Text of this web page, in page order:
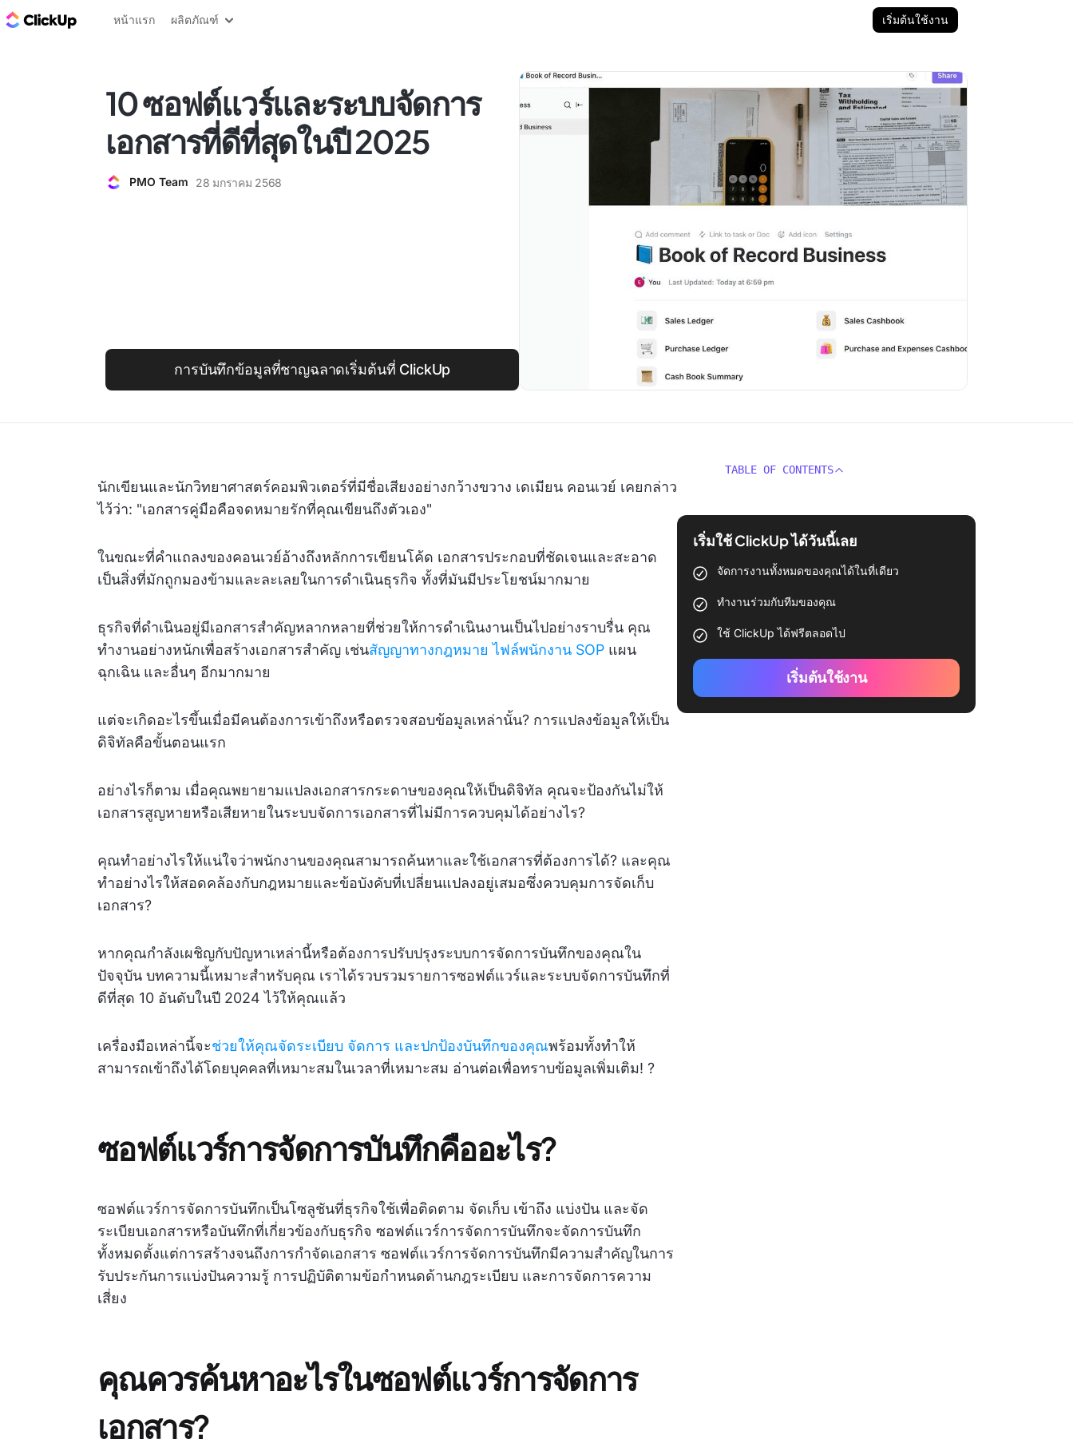
บล็อก ClickUp
หน้าแรก ผลิตภัณฑ์ เริ่มต้นใช้งาน
10 ซอฟต์แวร์และระบบจัดการ
เอกสารที่ดีที่สุดในปี 2025
PMO Team 28 มกราคม 2568
การบันทึกข้อมูลที่ชาญฉลาดเริ่มต้นที่ ClickUp
นักเขียนและนักวิทยาศาสตร์คอมพิวเตอร์ที่มีชื่อเสียงอย่างกว้างขวาง เดเมียน คอนเวย์ เคยกล่าว
ไว้ว่า: "เอกสารคู่มือคือจดหมายรักที่คุณเขียนถึงตัวเอง"
ในขณะที่คำแถลงของคอนเวย์อ้างถึงหลักการเขียนโค้ด เอกสารประกอบที่ชัดเจนและสะอาด
เป็นสิ่งที่มักถูกมองข้ามและละเลยในการดำเนินธุรกิจ ทั้งที่มันมีประโยชน์มากมาย
ธุรกิจที่ดำเนินอยู่มีเอกสารสำคัญหลากหลายที่ช่วยให้การดำเนินงานเป็นไปอย่างราบรื่น คุณ
ทำงานอย่างหนักเพื่อสร้างเอกสารสำคัญ เช่นสัญญาทางกฎหมาย ไฟล์พนักงาน SOP แผน
ฉุกเฉิน และอื่นๆ อีกมากมาย
แต่จะเกิดอะไรขึ้นเมื่อมีคนต้องการเข้าถึงหรือตรวจสอบข้อมูลเหล่านั้น? การแปลงข้อมูลให้เป็น
ดิจิทัลคือขั้นตอนแรก
อย่างไรก็ตาม เมื่อคุณพยายามแปลงเอกสารกระดาษของคุณให้เป็นดิจิทัล คุณจะป้องกันไม่ให้
เอกสารสูญหายหรือเสียหายในระบบจัดการเอกสารที่ไม่มีการควบคุมได้อย่างไร?
คุณทำอย่างไรให้แน่ใจว่าพนักงานของคุณสามารถค้นหาและใช้เอกสารที่ต้องการได้? และคุณ
ทำอย่างไรให้สอดคล้องกับกฎหมายและข้อบังคับที่เปลี่ยนแปลงอยู่เสมอซึ่งควบคุมการจัดเก็บ
เอกสาร?
หากคุณกำลังเผชิญกับปัญหาเหล่านี้หรือต้องการปรับปรุงระบบการจัดการบันทึกของคุณใน
ปัจจุบัน บทความนี้เหมาะสำหรับคุณ เราได้รวบรวมรายการซอฟต์แวร์และระบบจัดการบันทึกที่
ดีที่สุด 10 อันดับในปี 2024 ไว้ให้คุณแล้ว
เครื่องมือเหล่านี้จะช่วยให้คุณจัดระเบียบ จัดการ และปกป้องบันทึกของคุณพร้อมทั้งทำให้
สามารถเข้าถึงได้โดยบุคคลที่เหมาะสมในเวลาที่เหมาะสม อ่านต่อเพื่อทราบข้อมูลเพิ่มเติม! ?
ซอฟต์แวร์การจัดการบันทึกคืออะไร?
ซอฟต์แวร์การจัดการบันทึกเป็นโซลูชันที่ธุรกิจใช้เพื่อติดตาม จัดเก็บ เข้าถึง แบ่งปัน และจัด
ระเบียบเอกสารหรือบันทึกที่เกี่ยวข้องกับธุรกิจ ซอฟต์แวร์การจัดการบันทึกจะจัดการบันทึก
ทั้งหมดตั้งแต่การสร้างจนถึงการกำจัดเอกสาร ซอฟต์แวร์การจัดการบันทึกมีความสำคัญในการ
รับประกันการแบ่งปันความรู้ การปฏิบัติตามข้อกำหนดด้านกฎระเบียบ และการจัดการความ
เสี่ยง
คุณควรค้นหาอะไรในซอฟต์แวร์การจัดการ
เอกสาร?
TABLE OF CONTENTS
เริ่มใช้ ClickUp ได้วันนี้เลย
จัดการงานทั้งหมดของคุณได้ในที่เดียว
ทำงานร่วมกับทีมของคุณ
ใช้ ClickUp ได้ฟรีตลอดไป
เริ่มต้นใช้งาน